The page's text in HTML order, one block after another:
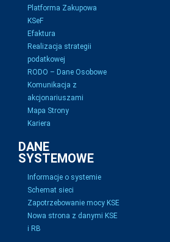
Platforma Zakupowa
KSeF
Efaktura
Realizacja strategii
podatkowej
RODO – Dane Osobowe
Komunikacja z
akcjonariuszami
Mapa Strony
Kariera
DANE
SYSTEMOWE
Informacje o systemie
Schemat sieci
Zapotrzebowanie mocy KSE
Nowa strona z danymi KSE
i RB